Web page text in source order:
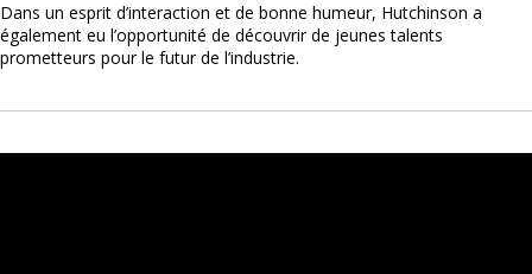
Dans un esprit d’interaction et de bonne humeur, Hutchinson a
également eu l’opportunité de découvrir de jeunes talents
prometteurs pour le futur de l’industrie.